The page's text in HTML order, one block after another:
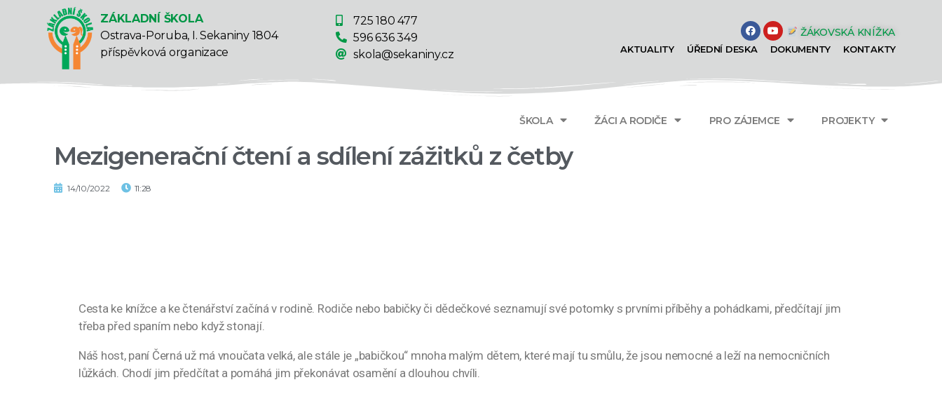
ZÁKLADNÍ ŠKOLA
Ostrava-Poruba, I. Sekaniny 1804
příspěvková organizace
725 180 477
596 636 349
skola@sekaniny.cz
ŽÁKOVSKÁ KNÍŽKA
AKTUALITY ÚŘEDNÍ DESKA DOKUMENTY KONTAKTY
ŠKOLA ŽÁCI A RODIČE PRO ZÁJEMCE PROJEKTY
Mezigenerační čtení a sdílení zážitků z četby
14/10/2022 11:28
Cesta ke knížce a ke čtenářství začíná v rodině. Rodiče nebo babičky či dědečkové seznamují své potomky s prvními příběhy a pohádkami, předčítají jim
třeba před spaním nebo když stonají.
Náš host, paní Černá už má vnoučata velká, ale stále je „babičkou“ mnoha malým dětem, které mají tu smůlu, že jsou nemocné a leží na nemocničních
lůžkách. Chodí jim předčítat a pomáhá jim překonávat osamění a dlouhou chvíli.